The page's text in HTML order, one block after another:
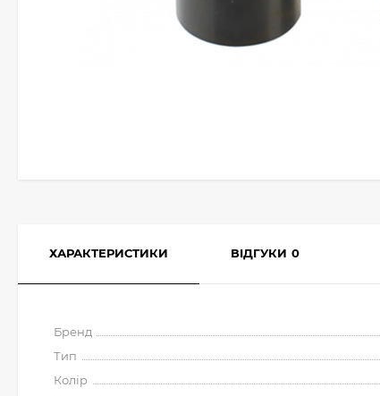
ХАРАКТЕРИСТИКИ ВІДГУКИ 0
Бренд
Тип
Колір